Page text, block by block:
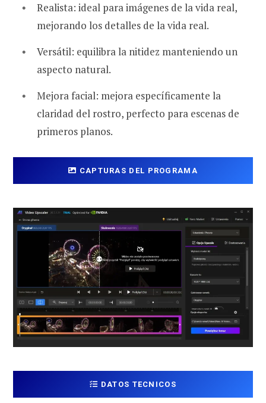
Realista: ideal para imágenes de la vida real,
mejorando los detalles de la vida real.
Versátil: equilibra la nitidez manteniendo un
aspecto natural.
Mejora facial: mejora específicamente la
claridad del rostro, perfecto para escenas de
primeros planos.
CAPTURAS DEL PROGRAMA
DATOS TECNICOS